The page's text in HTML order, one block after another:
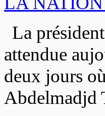
La
attendue
deux jours
Abdelmadjd